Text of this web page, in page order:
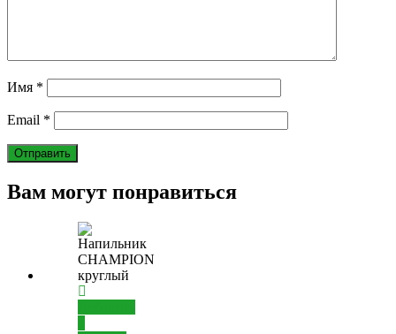
Имя *
Email *
Вам могут понравиться